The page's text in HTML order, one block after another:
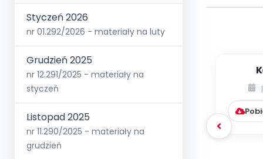
Styczeń 2026
nr 01.292/2026 - materiały na luty
Grudzień 2025
nr 12.291/2025 - materiały na
styczeń
Listopad 2025
nr 11.290/2025 - materiały na
grudzień